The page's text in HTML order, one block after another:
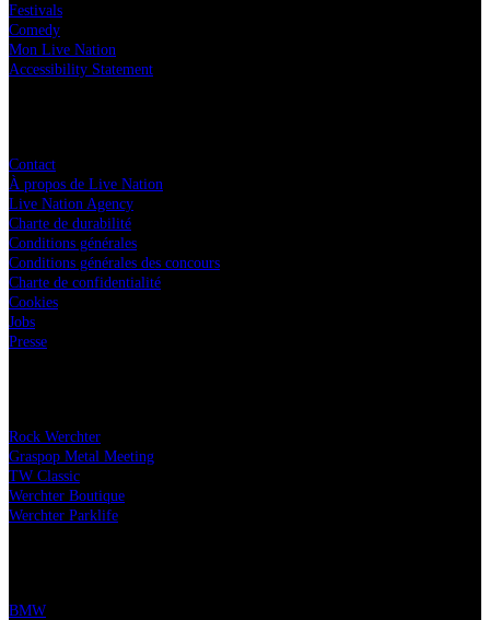
Festivals
Comedy
Mon Live Nation
Accessibility Statement
Contact
À propos de Live Nation
Live Nation Agency
Charte de durabilité
Conditions générales
Conditions générales des concours
Charte de confidentialité
Cookies
Jobs
Presse
Rock Werchter
Graspop Metal Meeting
TW Classic
Werchter Boutique
Werchter Parklife
BMW